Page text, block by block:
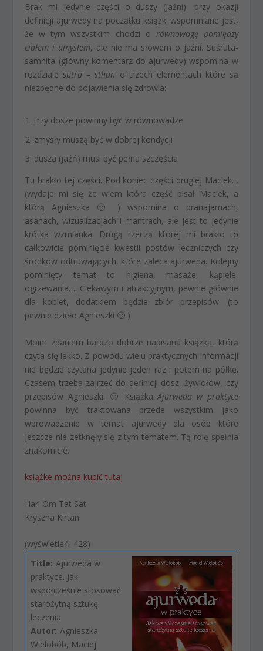
Brak mi jedynie części o duszy (jaźni), przy okazji
definicji ajurwedy na początku książki wspomniane jest,
że w tym wszystkim chodzi o równowagę pomiędzy
ciałem i umysłem, ale nie ma słowem o jaźni. Suśruta-
samhita (główny komentarz do ajurwedy) wspomina w
rozdziale sutra – sthan o trzech elementach które są
niezbędne do pojawienia się zdrowia:
trzy dosze powinny być w równowadze
zmysły muszą być w dobrej kondycji
dusza (jaźń) musi być pełna szczęścia
Tu brakło tej części. Pod koniec części drugiej Maciek…
(wydaje mi się że wiem która część pisał Maciek, a
którą Agnieszka 🙂 ) wspomina o pranajamach,
asanach, wizualizacjach i mantrach, ale jest to jedynie
krótka wzmianka. Drugą rzeczą której mi brakło to
całkowicie pominięcie kwestii postów leczniczych czy
środków odtruwających, które zaleca ajurweda. Kolejny
pominięty temat to higiena, masaże, kąpiele,
ogrzewania…. Ciekawym i atrakcyjnym, pewnie głównie
dla kobiet, dodatkiem będzie zbiór przepisów. (to
pewnie dzieło Agnieszki 🙂 )
Moim zdaniem bardzo dobrze napisana książka, którą
czyta się lekko. Z powodu wielu praktycznych informacji
nie będzie czytana jedynie jeden raz i potem na półkę.
Czasem trzeba zajrzeć do definicji dosz, żywiołów, czy
przepisów Agnieszki. 🙂 KsiążkaAjurweda w praktyce
powinna być traktowana przede wszystkim jako
wprowadzenie w temat ajurwedy dla osób które
jeszcze nie zetknęły się z tym tematem. Tą rolę spełnia
znakomicie.
książke można kupić tutaj
Hari Om Tat Sat
Kryszna Kirtan
(wyświetleń: 428)
Title: Ajurweda w
praktyce. Jak
współcześnie stosować
starożytną sztukę
leczenia
Autor: Agnieszka
Wielobób, Maciej